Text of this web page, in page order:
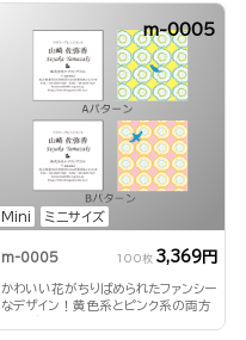
Mini ミニサイズ
m-0005
m-0005 100枚 3,369円
かわいい花がちりばめられたファンシー
なデザイン！黄色系とピンク系の両方